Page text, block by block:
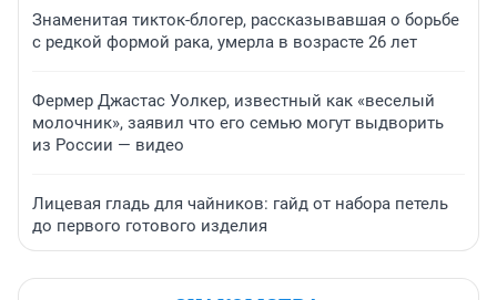
Знаменитая тикток-блогер, рассказывавшая о борьбе
с редкой формой рака, умерла в возрасте 26 лет
Фермер Джастас Уолкер, известный как «веселый
молочник», заявил что его семью могут выдворить
из России — видео
Лицевая гладь для чайников: гайд от набора петель
до первого готового изделия